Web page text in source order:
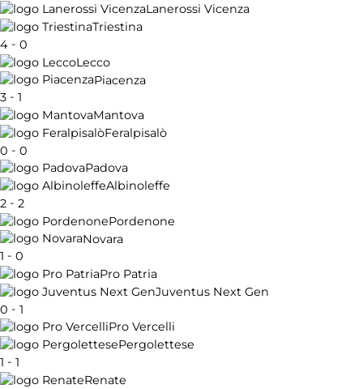
Lanerossi Vicenza
Triestina
4 - 0
Lecco
Piacenza
3 - 1
Mantova
Feralpisalò
0 - 0
Padova
Albinoleffe
2 - 2
Pordenone
Novara
1 - 0
Pro Patria
Juventus Next Gen
0 - 1
Pro Vercelli
Pergolettese
1 - 1
Renate